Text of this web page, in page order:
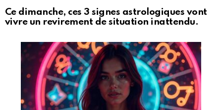
Ce dimanche, ces 3 signes astrologiques vont
vivre un revirement de situation inattendu.